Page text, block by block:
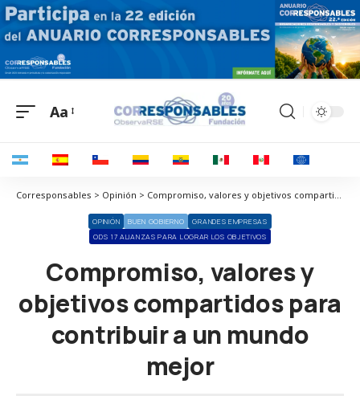
Aa
Corresponsables > Opinión > Compromiso, valores y objetivos compartidos para contribuir a un mundo mejor
OPINIÓN BUEN GOBIERNO
GRANDES EMPRESAS
ODS 17 ALIANZAS PARA LOGRAR LOS OBJETIVOS
Compromiso, valores y
objetivos compartidos para
contribuir a un mundo
mejor